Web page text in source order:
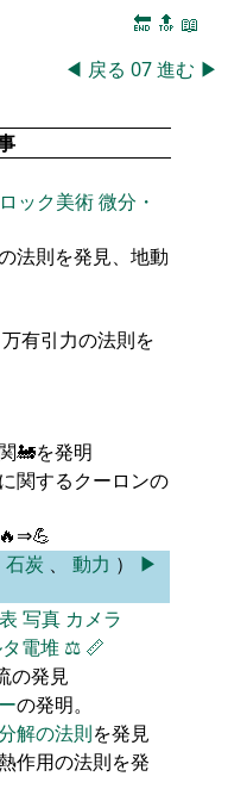
🔚 🔝 📖
◀ 戻る 07進む ▶
ック美術微分・
法則を発見、地動
万有引力の法則を
🚂を発明
関するクーロンの
石炭 、 動力 ） ▶
写真 カメラ
電堆 ⚖️ 📏
の発見
の発明。
解の法則を発見
作用の法則を発